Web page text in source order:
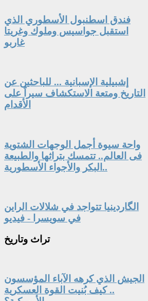
فندق اسطنبول الأسطوري الذي
استقبل جواسيس وملوك وغريتا
غاربو
إشبيلية الإسبانية ... للباحثين عن
التاريخ ومتعة الاستكشاف سيراً على
الأقدام
واحة سيوة أجمل الوجهات الشتوية
فى العالم.. تتمسك بتراثها والطبيعة
البكر والأجواء الأسطورية..
الگاردينيا تتواجد في شلالات الراين
في سويسرا - فيديو
تراث وتاريخ
الجيش الذي كرهه الآباء المؤسسون
.. كيف بُنيت القوة العسكرية